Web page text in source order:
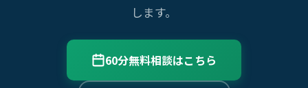
します。
60分無料相談はこちら